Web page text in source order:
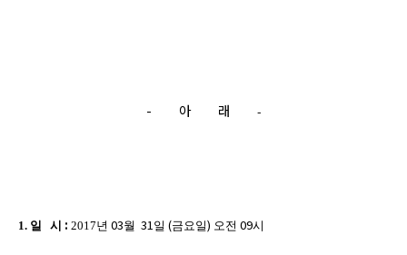
- 아 래 -
1. 일 시 : 2017년 03월 31일 (금요일) 오전 09시